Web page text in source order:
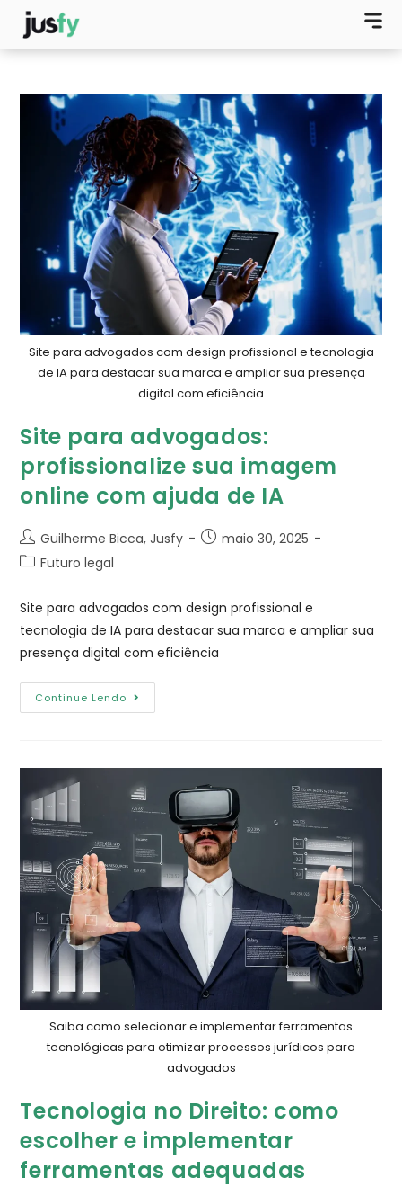
Site para advogados com design profissional e tecnologia
de IA para destacar sua marca e ampliar sua presença
digital com eficiência
Site para advogados:
profissionalize sua imagem
online com ajuda de IA
Guilherme Bicca, Jusfy
maio 30, 2025
Futuro legal
Site para advogados com design profissional e
tecnologia de IA para destacar sua marca e ampliar sua
presença digital com eficiência
Continue Lendo
Saiba como selecionar e implementar ferramentas
tecnológicas para otimizar processos jurídicos para
advogados
Tecnologia no Direito: como
escolher e implementar
ferramentas adequadas